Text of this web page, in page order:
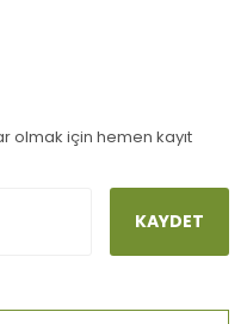
olmak için hemen kayıt
KAYDET